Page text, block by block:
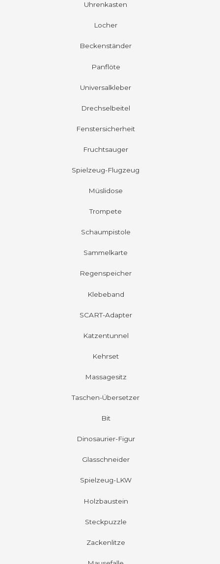
Uhrenkasten
Locher
Beckenständer
Panflöte
Universalkleber
Drechselbeitel
Fenstersicherheit
Fruchtsauger
Spielzeug-Flugzeug
Müslidose
Trompete
Schaumpistole
Sammelkarte
Regenspeicher
Klebeband
SCART-Adapter
Katzentunnel
Kehrset
Massagesitz
Taschen-Übersetzer
Bit
Dinosaurier-Figur
Glasschneider
Spielzeug-LKW
Holzbaustein
Steckpuzzle
Zackenlitze